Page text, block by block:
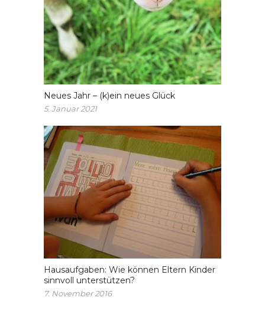
Neues Jahr – (k)ein neues Glück
5. Januar 2021
Hausaufgaben: Wie können Eltern Kinder
sinnvoll unterstützen?
7. November 2016